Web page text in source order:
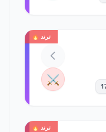
ترند 🔥
⚔️
ترند 🔥